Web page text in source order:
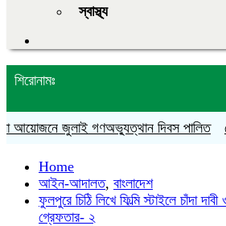
স্বাস্থ্য
শিরোনামঃ
জুলাই গণঅভ্যুত্থান দিবস পালিত
Home
আইন-আদালত, বাংলাদেশ
ফুলপুরে চিঠি লিখে ফিল্মি স্টাইলে চাঁদা
গ্রেফতার- ২